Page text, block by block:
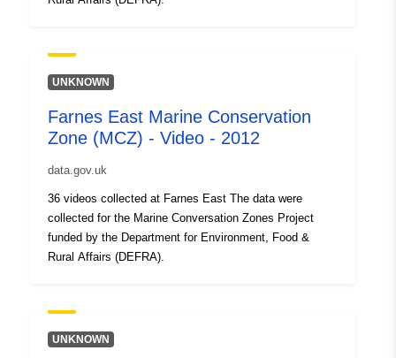
UNKNOWN
Farnes East Marine Conservation
Zone (MCZ) - Video - 2012
data.gov.uk
36 videos collected at Farnes East The data were
collected for the Marine Conversation Zones Project
funded by the Department for Environment, Food &
Rural Affairs (DEFRA).
UNKNOWN